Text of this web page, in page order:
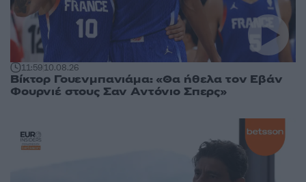
11:5910.08.26
Βίκτορ Γουενμπανιάμα: «Θα ήθελα τον Εβάν
Φουρνιέ στους Σαν Αντόνιο Σπερς»